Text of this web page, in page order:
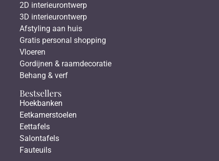
2D interieurontwerp
3D interieurontwerp
Afstyling aan huis
Gratis personal shopping
Vloeren
Gordijnen & raamdecoratie
Behang & verf
Bestsellers
Hoekbanken
Eetkamerstoelen
Eettafels
Salontafels
Fauteuils